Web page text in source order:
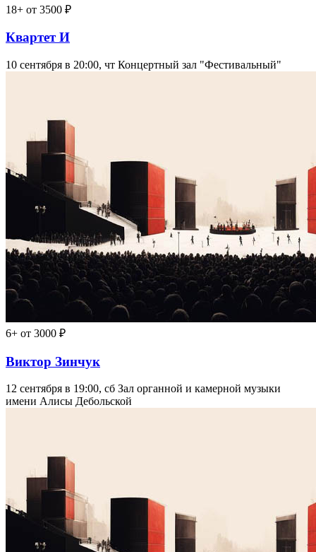
18+ от 3500 ₽
Квартет И
10 сентября в 20:00, чт Концертный зал "Фестивальный"
6+ от 3000 ₽
Виктор Зинчук
12 сентября в 19:00, сб Зал органной и камерной музыки
имени Алисы Дебольской